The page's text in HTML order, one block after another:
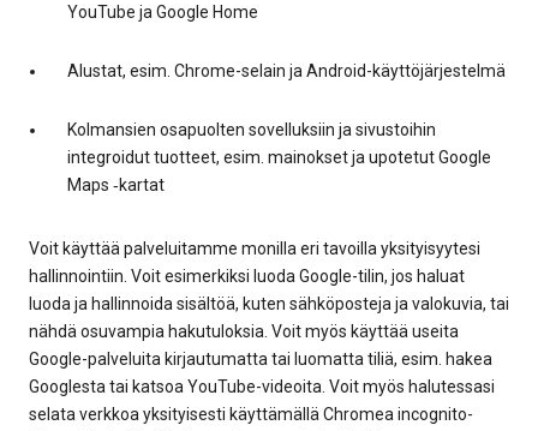
YouTube ja Google Home
Alustat, esim. Chrome-selain ja Android-käyttöjärjestelmä
Kolmansien osapuolten sovelluksiin ja sivustoihin
integroidut tuotteet, esim. mainokset ja upotetut Google
Maps ‑kartat
Voit käyttää palveluitamme monilla eri tavoilla yksityisyytesi
hallinnointiin. Voit esimerkiksi luoda Google-tilin, jos haluat
luoda ja hallinnoida sisältöä, kuten sähköposteja ja valokuvia, tai
nähdä osuvampia hakutuloksia. Voit myös käyttää useita
Google-palveluita kirjautumatta tai luomatta tiliä, esim. hakea
Googlesta tai katsoa YouTube-videoita. Voit myös halutessasi
selata verkkoa yksityisesti käyttämällä Chromea incognito-